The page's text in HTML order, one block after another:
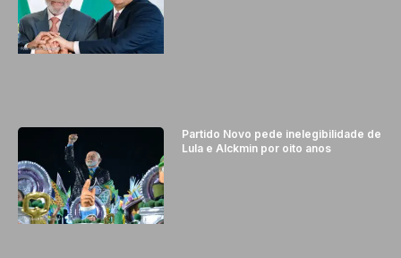
Partido Novo pede inelegibilidade de
Lula e Alckmin por oito anos